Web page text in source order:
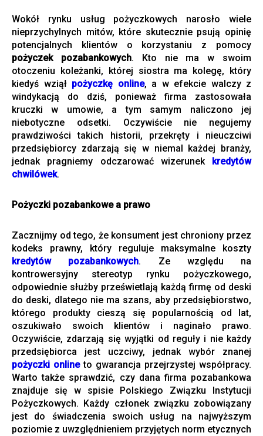
Wokół rynku usług pożyczkowych narosło wiele
nieprzychylnych mitów, które skutecznie psują opinię
potencjalnych klientów o korzystaniu z pomocy
pożyczek pozabankowych. Kto nie ma w swoim
otoczeniu koleżanki, której siostra ma kolegę, który
kiedyś wziął pożyczkę online, a w efekcie walczy z
windykacją do dziś, ponieważ firma zastosowała
kruczki w umowie, a tym samym naliczono jej
niebotyczne odsetki. Oczywiście nie negujemy
prawdziwości takich historii, przekręty i nieuczciwi
przedsiębiorcy zdarzają się w niemal każdej branży,
jednak pragniemy odczarować wizerunek kredytów
chwilówek.
Pożyczki pozabankowe a prawo
Zacznijmy od tego, że konsument jest chroniony przez
kodeks prawny, który reguluje maksymalne koszty
kredytów pozabankowych. Ze względu na
kontrowersyjny stereotyp rynku pożyczkowego,
odpowiednie służby prześwietlają każdą firmę od deski
do deski, dlatego nie ma szans, aby przedsiębiorstwo,
którego produkty cieszą się popularnością od lat,
oszukiwało swoich klientów i naginało prawo.
Oczywiście, zdarzają się wyjątki od reguły i nie każdy
przedsiębiorca jest uczciwy, jednak wybór znanej
pożyczki onlineto gwarancja przejrzystej współpracy.
Warto także sprawdzić, czy dana firma pozabankowa
znajduje się w spisie Polskiego Związku Instytucji
Pożyczkowych. Każdy członek związku zobowiązany
jest do świadczenia swoich usług na najwyższym
poziomie z uwzględnieniem przyjętych norm etycznych